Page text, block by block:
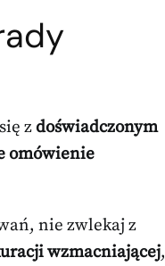
zdoświadczonym
omówienie
nie zwlekaj z
wzmacniającej,